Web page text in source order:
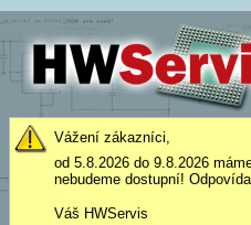
Vážení zákazníci,
od 5.8.2026 do 9.8.2026
nebudeme dostupní!
Váš HWServis